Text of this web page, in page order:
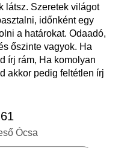
látsz. Szeretek világot
időnként egy
a határokat. Odaadó,
őszinte vagyok. Ha
írj rám, Ha komolyan
akkor pedig feltétlen írj
Ócsa